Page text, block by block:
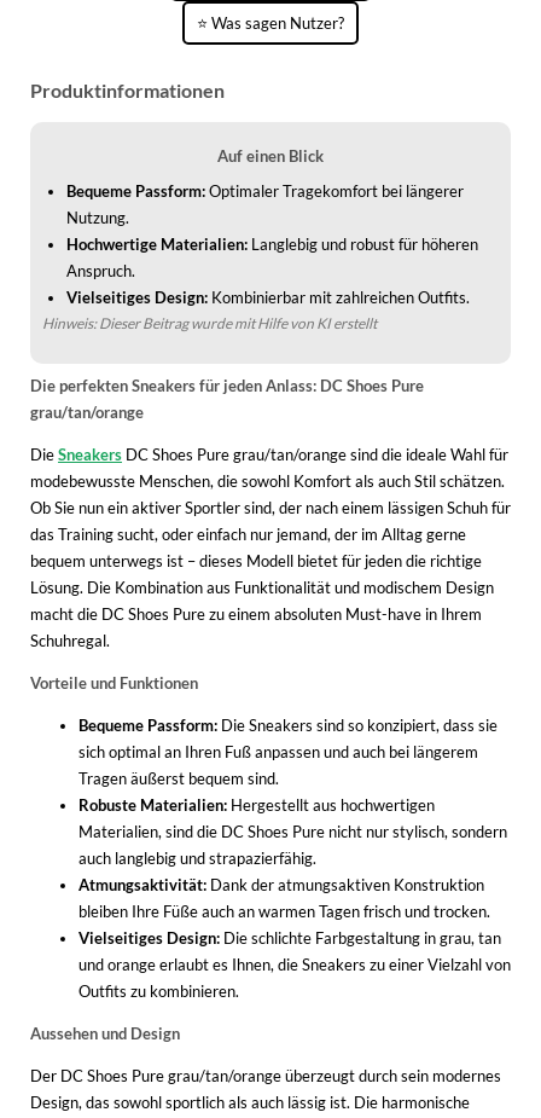
WINTERSCHUHE⭐ Was sagen Nutzer?
Produktinformationen
Auf einen Blick
Bequeme Passform:Optimaler Tragekomfort bei längerer
Nutzung.
Hochwertige Materialien: Langlebig und robust für höheren
Anspruch.
Vielseitiges Design: Kombinierbar mit zahlreichen Outfits.
Hinweis: Dieser Beitrag wurde mit Hilfe von KI erstellt
Die perfekten Sneakers für jeden Anlass: DC Shoes Pure
grau/tan/orange
DieSneakers DC Shoes Pure grau/tan/orange sind die ideale Wahl für
modebewusste Menschen, die sowohl Komfort als auch Stil schätzen.
Ob Sie nun ein aktiver Sportler sind, der nach einem lässigen Schuh für
das Training sucht, oder einfach nur jemand, der im Alltag gerne
bequem unterwegs ist – dieses Modell bietet für jeden die richtige
Lösung. Die Kombination aus Funktionalität und modischem Design
macht die DC Shoes Pure zu einem absoluten Must-have in Ihrem
Schuhregal.
Vorteile und Funktionen
Bequeme Passform: Die Sneakers sind so konzipiert, dass sie
sich optimal an Ihren Fuß anpassen und auch bei längerem
Tragen äußerst bequem sind.
Robuste Materialien: Hergestellt aus hochwertigen
Materialien, sind die DC Shoes Pure nicht nur stylisch, sondern
auch langlebig und strapazierfähig.
Atmungsaktivität: Dank der atmungsaktiven Konstruktion
bleiben Ihre Füße auch an warmen Tagen frisch und trocken.
Vielseitiges Design: Die schlichte Farbgestaltung in grau, tan
und orange erlaubt es Ihnen, die Sneakers zu einer Vielzahl von
Outfits zu kombinieren.
Aussehen und Design
Der DC Shoes Pure grau/tan/orange überzeugt durch sein modernes
Design, das sowohl sportlich als auch lässig ist. Die harmonische